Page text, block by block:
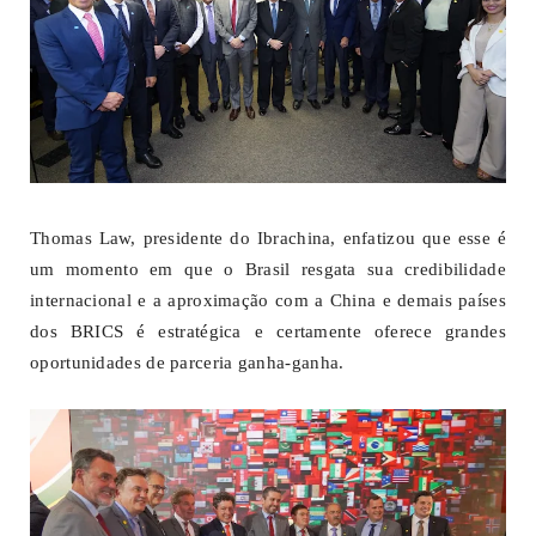
Thomas Law, presidente do Ibrachina, enfatizou que esse é
um momento em que o Brasil resgata sua credibilidade
internacional e a aproximação com a China e demais países
dos BRICS é estratégica e certamente oferece grandes
oportunidades de parceria ganha-ganha.